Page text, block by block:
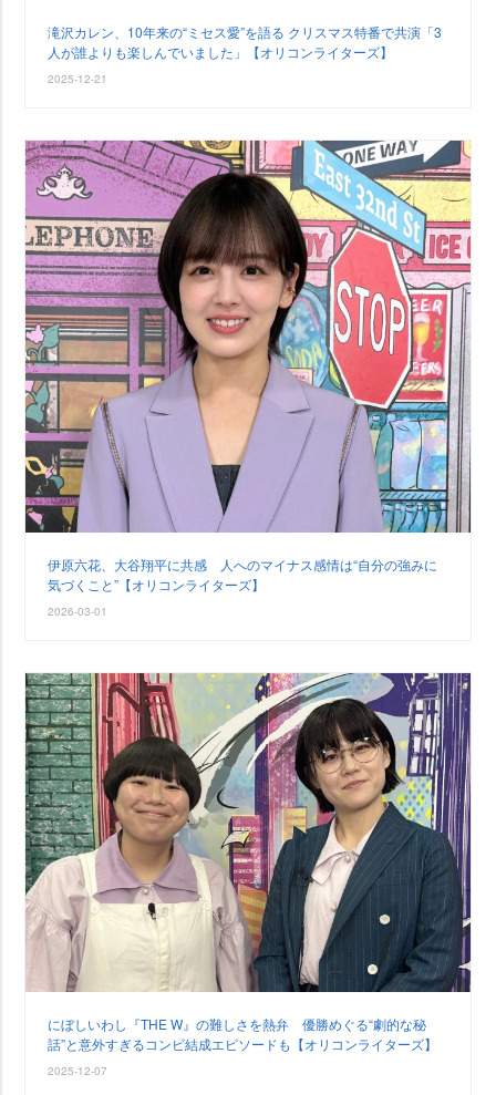
滝沢カレン、10年来の“ミセス愛”を語る クリスマス特番で共演「3
人が誰よりも楽しんでいました」【オリコンライターズ】
2025-12-21
伊原六花、大谷翔平に共感 人へのマイナス感情は“自分の強みに
気づくこと”【オリコンライターズ】
2026-03-01
にぼしいわし『THE W』の難しさを熱弁 優勝めぐる“劇的な秘
話”と意外すぎるコンビ結成エピソードも【オリコンライターズ】
2025-12-07